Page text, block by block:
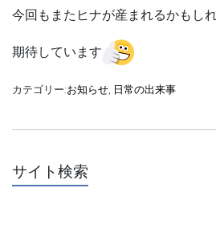
今回もまたヒナが産まれるかもし
期待しています
カテゴリー:お知らせ, 日常の出来事
サイト検索